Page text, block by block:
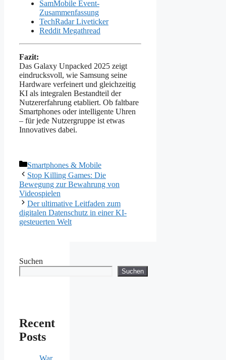
SamMobile Event-
Zusammenfassung
TechRadar Liveticker
Reddit Megathread
Fazit:
Das Galaxy Unpacked 2025 zeigt
eindrucksvoll, wie Samsung seine
Hardware verfeinert und gleichzeitig
KI als integralen Bestandteil der
Nutzererfahrung etabliert. Ob faltbare
Smartphones oder intelligente Uhren
– für jede Nutzergruppe ist etwas
Innovatives dabei.
Kategorien
Smartphones & Mobile
Stop Killing Games: Die
Bewegung zur Bewahrung von
Videospielen
Der ultimative Leitfaden zum
digitalen Datenschutz in einer KI-
gesteuerten Welt
Suchen
Suchen
Recent
Posts